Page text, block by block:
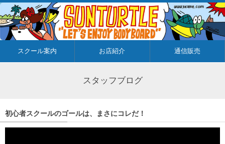
スクール案内 お店紹介 通信販売
スタッフブログ
初心者スクールのゴールは、まさにコレだ！